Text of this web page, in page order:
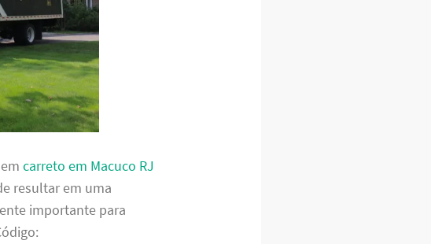
emcarreto em Macuco RJ
resultar em uma
importante para